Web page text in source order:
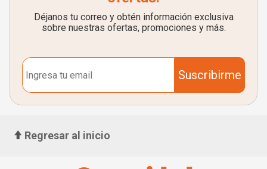
Déjanos tu correo y obtén información exclusiva
sobre nuestras ofertas, promociones y más.
Suscribirme
Regresar al inicio